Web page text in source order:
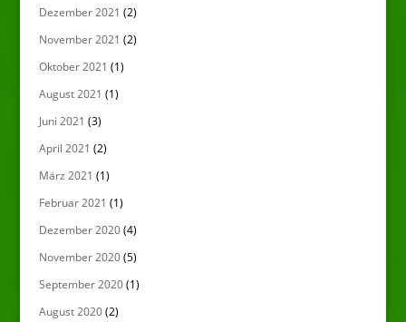
Dezember 2021 (2)
November 2021 (2)
Oktober 2021 (1)
August 2021 (1)
Juni 2021 (3)
April 2021 (2)
März 2021 (1)
Februar 2021 (1)
Dezember 2020(4)
November 2020(5)
September 2020(1)
August 2020(2)